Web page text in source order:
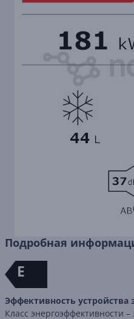
Подробная
E
Эффективность устройства
Класс энергоэффективности –